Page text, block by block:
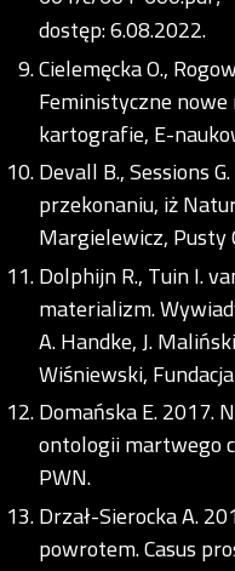
dostęp: 6.08.2022.
Cielemęcka O.,
Feministyczne
kartografie, E-
Devall B., Sessions
przekonaniu, iż
Margielewicz, Pusty
Dolphijn R., Tuin I.
materializm.
A. Handke, J.
Wiśniewski,
Domańska E. 2017.
ontologii martwego
PWN.
Drzał-Sierocka A.
powrotem. Casus